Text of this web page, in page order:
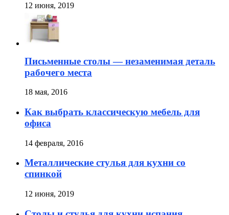
12 июня, 2019
Письменные столы — незаменимая деталь
рабочего места
18 мая, 2016
Как выбрать классическую мебель для
офиса
14 февраля, 2016
Металлические стулья для кухни со
спинкой
12 июня, 2019